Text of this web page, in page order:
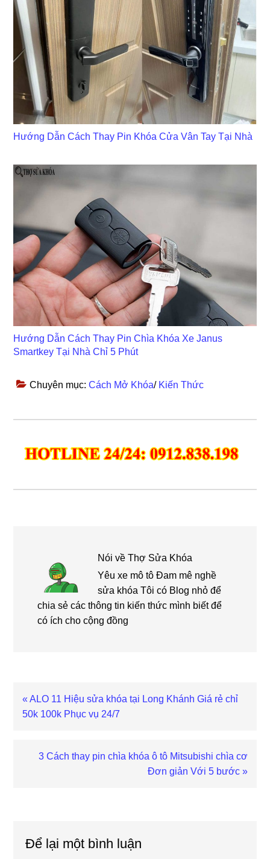
Hướng Dẫn Cách Thay Pin Khóa Cửa Vân Tay Tại Nhà
Hướng Dẫn Cách Thay Pin Chìa Khóa Xe Janus
Smartkey Tại Nhà Chỉ 5 Phút
Chuyên mục:Cách Mở Khóa/ Kiến Thức
Nói vềThợ Sửa Khóa
Yêu xe mô tô Đam mê nghề
sửa khóa Tôi có Blog nhỏ để
chia sẻ các thông tin kiến thức mình biết để
có ích cho cộng đồng
Bài
viết
« ALO 11 Hiệu sửa khóa tại Long Khánh Giá rẻ chỉ
50k 100k Phục vụ 24/7
Bài
3 Cách thay pin chìa khóa ô tô Mitsubishi chìa cơ
Đơn giản Với 5 bước »
Để lại một bình luận